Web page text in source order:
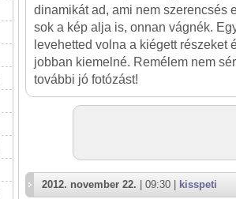
dinamikát ad, ami nem szerencsés
sok a kép alja is, onnan vágnék.
levehetted volna a kiégett részeket
jobban kiemelné. Remélem nem
további jó fotózást!
2012. november 22. | 09:30 | kisspeti